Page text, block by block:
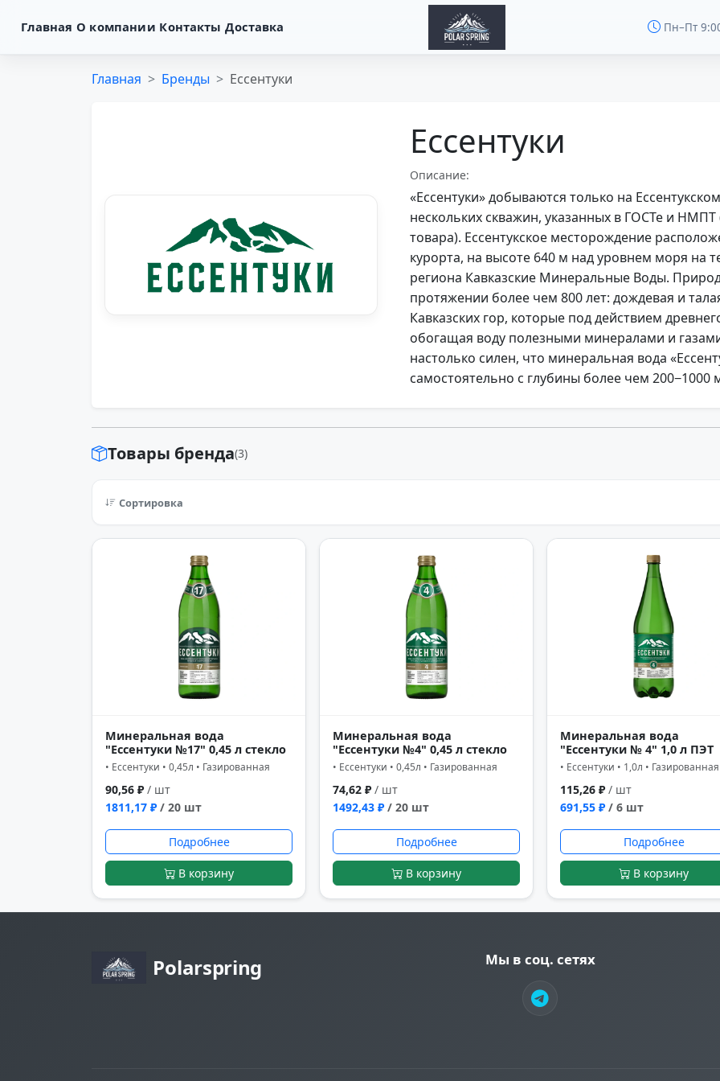
Главная О компании Контакты Доставка Пн–Пт
Главная Бренды Ессентуки
Ессентуки
Описание:
«Ессентуки» добываются только на
нескольких скважин, указанных в ГОСТе и
товара). Ессентукское месторождение
курорта, на высоте 640 м над уровнем моря на
региона Кавказские Минеральные Воды.
протяжении более чем 800 лет: дождевая и
Кавказских гор, которые под действием
обогащая воду полезными минералами и
настолько силен, что минеральная вода
самостоятельно с глубины более чем 200−1000
Товары бренда(3)
Сортировка
Минеральная вода
"Ессентуки №17" 0,45 л стекло
• Ессентуки • 0,45л • Газированная
90,56 ₽ / шт
1811,17 ₽ / 20 шт
Подробнее
В корзину
Минеральная вода
"Ессентуки №4" 0,45 л стекло
• Ессентуки • 0,45л • Газированная
74,62 ₽ / шт
1492,43 ₽ / 20 шт
Подробнее
В корзину
Минеральная вода
"Ессентуки № 4" 1,0 л ПЭТ
• Ессентуки • 1,0л • Газированная
115,26 ₽ / шт
691,55 ₽ / 6 шт
Подробнее
В корзину
Polarspring Мы в соц. сетях